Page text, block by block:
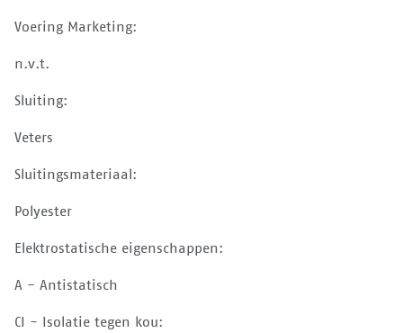
Voering Marketing:
n.v.t.
Sluiting:
Veters
Sluitingsmateriaal:
Polyester
Elektrostatische eigenschappen:
A - Antistatisch
CI - Isolatie tegen kou: